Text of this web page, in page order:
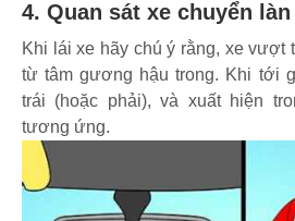
4. Quan sát xe chuyển làn
Khi lái xe hãy chú ý rằng, xe vượt
từ tâm gương hậu trong. Khi tới
trái (hoặc phải), và xuất hiện
tương ứng.